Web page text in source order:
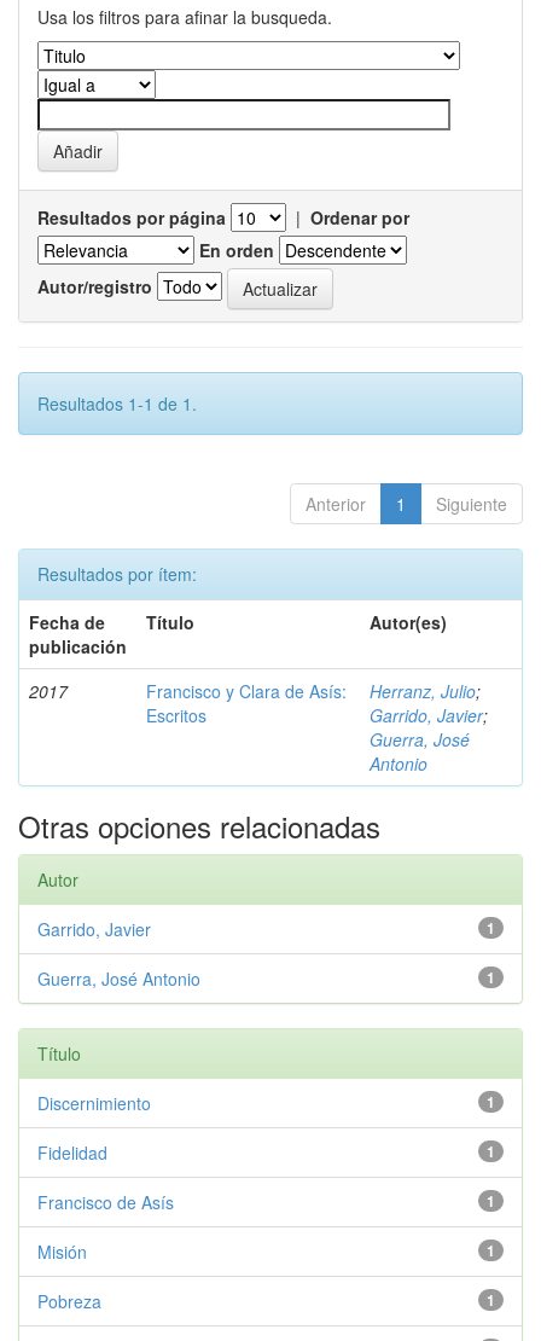
Usa los filtros para afinar la busqueda.
Resultados por página | Ordenar por
En orden
Autor/registro
Resultados 1-1 de 1.
Anterior 1 Siguiente
Resultados por ítem:
Fecha de
publicación
Título Autor(es)
2017
Francisco y Clara de Asís:
Escritos
Herranz, Julio;
Garrido, Javier;
Guerra, José
Antonio
Otras opciones relacionadas
Autor
1
Garrido, Javier
1
Guerra, José Antonio
Título
1
Discernimiento
1
Fidelidad
1
Francisco de Asís
1
Misión
1
Pobreza